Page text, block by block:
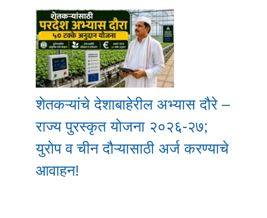
शेतकऱ्यांचे देशाबाहेरील अभ्यास दौरे –
राज्य पुरस्कृत योजना २०२६-२७;
युरोप व चीन दौऱ्यासाठी अर्ज करण्याचे
आवाहन!